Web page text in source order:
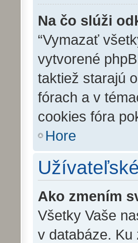
Na čo slúži
“Vymazať
vytvorené
taktiež starajú
fórach a v
cookies fóra
Hore
Ako zmením
Všetky Vaše
v databáze.